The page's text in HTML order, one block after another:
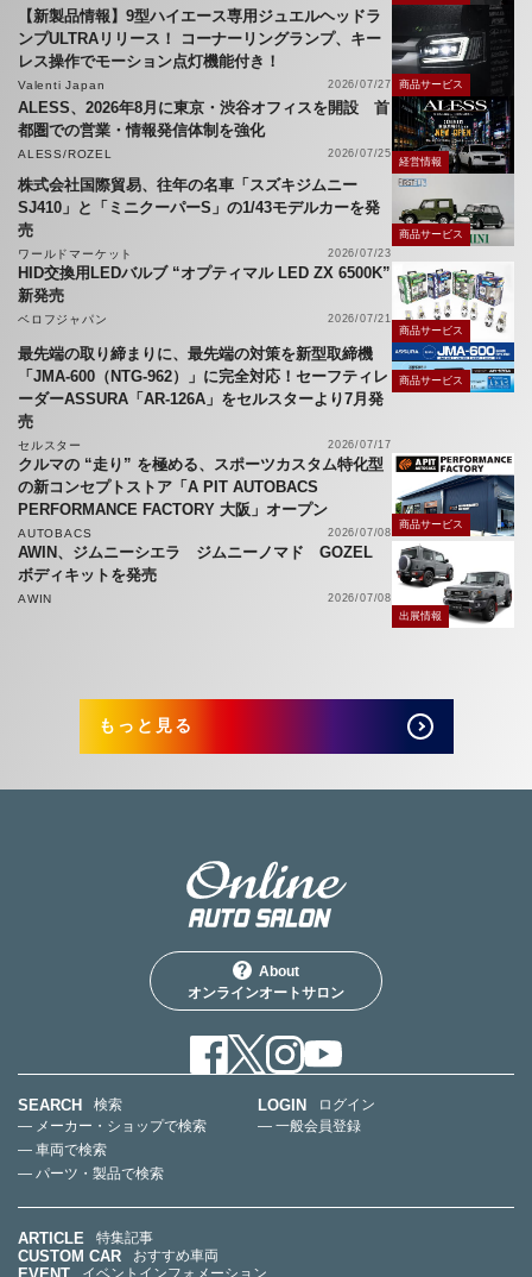
【新製品情報】9型ハイエース専用ジュエルヘッドラ
ンプULTRAリリース！ コーナーリングランプ、キー
レス操作でモーション点灯機能付き！
Valenti Japan 2026/07/27 商品サービス
ALESS、2026年8月に東京・渋谷オフィスを開設 首
都圏での営業・情報発信体制を強化
ALESS/ROZEL 2026/07/25
経営情報
株式会社国際貿易、往年の名車「スズキジムニー
SJ410」と「ミニクーパーS」の1/43モデルカーを発
売
ワールドマーケット 2026/07/23
商品サービス
HID交換用LEDバルブ “オプティマル LED ZX 6500K”
新発売
ベロフジャパン
2026/07/21
商品サービス
最先端の取り締まりに、最先端の対策を新型取締機
「JMA-600（NTG-962）」に完全対応！セーフティレ
ーダーASSURA「AR-126A」をセルスターより7月発
売
セルスター 2026/07/17
商品サービス
クルマの “走り” を極める、スポーツカスタム特化型
の新コンセプトストア「A PIT AUTOBACS
PERFORMANCE FACTORY 大阪」オープン
AUTOBACS 2026/07/08
商品サービス
AWIN、ジムニーシエラ ジムニーノマド GOZEL
ボディキットを発売
AWIN
2026/07/08
出展情報
もっと見る
About
オンラインオートサロン
SEARCH
検索
— メーカー・ショップで検索
— 車両で検索
— パーツ・製品で検索
LOGIN
ログイン
— 一般会員登録
ARTICLE 特集記事
CUSTOM CAR おすすめ車両